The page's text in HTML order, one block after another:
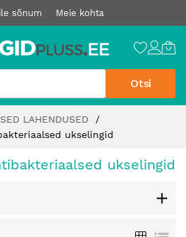
sõnum Meie kohta
Otsi
LAHENDUSED
ukselingid
ukselingid